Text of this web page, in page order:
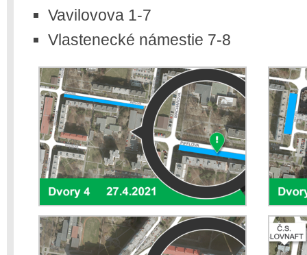
Vavilovova 1-7
Vlastenecké námestie 7-8